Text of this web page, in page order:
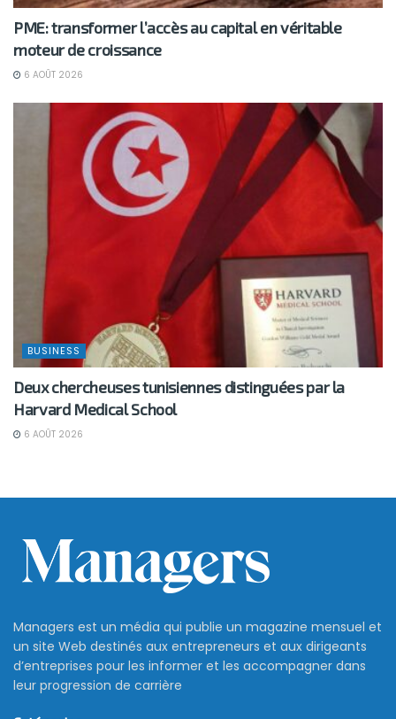
PME: transformer l’accès au capital en véritable
moteur de croissance
6 AOÛT 2026
BUSINESS
Deux chercheuses tunisiennes distinguées par la
Harvard Medical School
6 AOÛT 2026
Managers est un média qui publie un magazine mensuel et
un site Web destinés aux entrepreneurs et aux dirigeants
d’entreprises pour les informer et les accompagner dans
leur progression de carrière